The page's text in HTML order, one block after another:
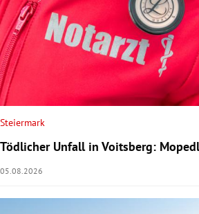
Steiermark
Tödlicher Unfall in Voitsberg:
05.08.2026